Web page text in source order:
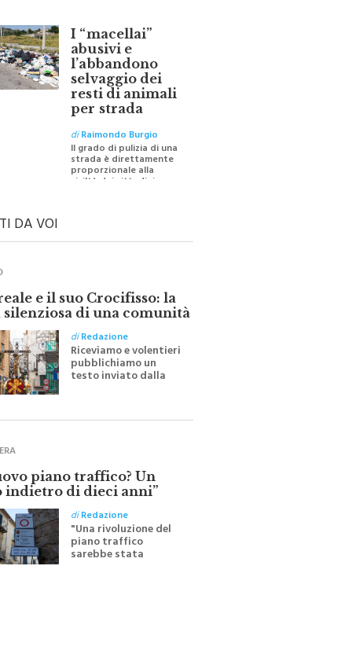
I “macellai”
abusivi e
l’abbandono
selvaggio dei
resti di animali
per strada
diRaimondo Burgio
Il grado di pulizia di una
strada è direttamente
proporzionale alla
DA VOI
e il suo Crocifisso: la
silenziosa di una comunità
diRedazione
Riceviamo e volentieri
pubblichiamo un
testo inviato dalla
all'indomani della
piano traffico? Un
indietro di dieci anni”
diRedazione
"Una rivoluzione del
piano traffico
sarebbe stata